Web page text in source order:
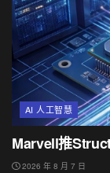
AI 人工智慧
Marvell推
2026 年 8 月 7 日